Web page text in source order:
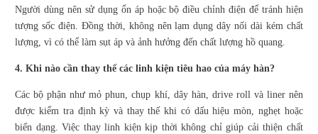
Người dùng nên sử dụng ổn áp hoặc bộ điều chỉnh điện để tránh hiện
tượng sốc điện. Đồng thời, không nên lạm dụng dây nối dài kém chất
lượng, vì có thể làm sụt áp và ảnh hưởng đến chất lượng hồ quang.
4. Khi nào cần thay thế các linh kiện tiêu hao của máy hàn?
Các bộ phận như mỏ phun, chụp khí, dây hàn, drive roll và liner nên
được kiểm tra định kỳ và thay thế khi có dấu hiệu mòn, nghẹt hoặc
biến dạng. Việc thay linh kiện kịp thời không chỉ giúp cải thiện chất